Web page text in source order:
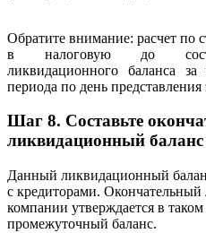
Обратите внимание: расчет по
в налоговую до
ликвидационного баланса
периода по день
Шаг 8. Составьте
ликвидационный баланс
Данный ликвидационный
с кредиторами.
компании утверждается в
промежуточный баланс.